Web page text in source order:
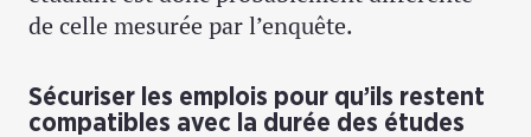
de celle mesurée par l’enquête.
Sécuriser les emplois pour qu’ils restent
compatibles avec la durée des études